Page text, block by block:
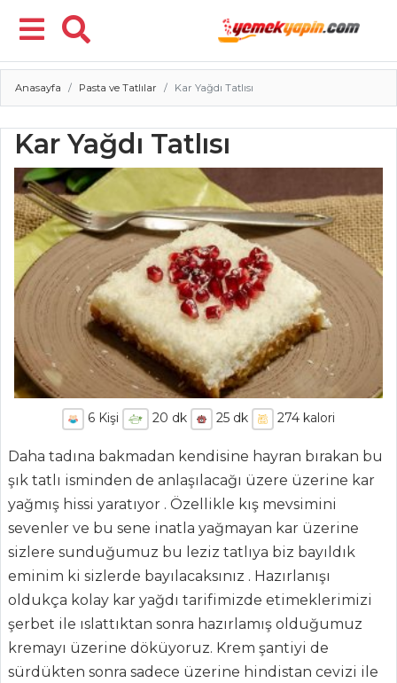
Menü
ANASAYFA
Anasayfa Pasta ve Tatlılar Kar Yağdı Tatlısı
Kar Yağdı Tatlısı
6 Kişi 20 dk 25dk 274kalori
Daha tadına bakmadan kendisine hayran bırakan bu
şık tatlı isminden de anlaşılacağı üzere üzerine kar
yağmış hissi yaratıyor . Özellikle kış mevsimini
sevenler ve bu sene inatla yağmayan kar üzerine
sizlere sunduğumuz bu leziz tatlıya biz bayıldık
eminim ki sizlerde bayılacaksınız . Hazırlanışı
oldukça kolay kar yağdı tarifimizde etimeklerimizi
şerbet ile ıslattıktan sonra hazırlamış olduğumuz
kremayı üzerine döküyoruz. Krem şantiyi de
sürdükten sonra sadece üzerine hindistan cevizi ile